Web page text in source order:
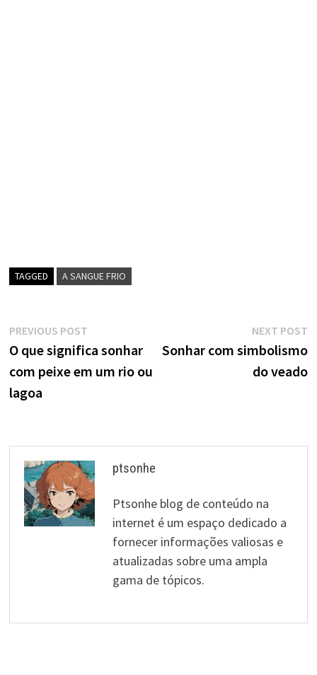
TAGGED A SANGUE FRIO
Navegação
de
artigos
PREVIOUS POSTPrevious
post:
O que significa sonhar
com peixe em um rio ou
lagoa
NEXT POST
Sonhar com simbolismo
do veado
ptsonhe
Ptsonhe blog de conteúdo na
internet é um espaço dedicado a
fornecer informações valiosas e
atualizadas sobre uma ampla
gama de tópicos.